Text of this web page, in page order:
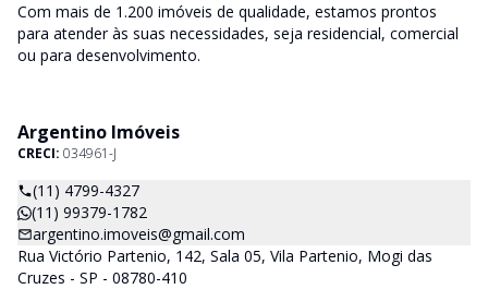
Com mais de 1.200 imóveis de qualidade, estamos prontos
para atender às suas necessidades, seja residencial, comercial
ou para desenvolvimento.
Argentino Imóveis
CRECI: 034961-J
(11) 4799-4327
(11) 99379-1782
argentino.imoveis@gmail.com
Rua Victório Partenio, 142, Sala 05, Vila Partenio, Mogi das
Cruzes - SP - 08780-410